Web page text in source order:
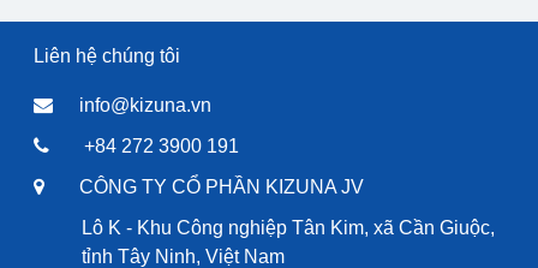
Liên hệ chúng tôi
info@kizuna.vn
+84 272 3900 191
CÔNG TY CỔ PHẦN KIZUNA JV
Lô K - Khu Công nghiệp Tân Kim, xã Cần Giuộc,
tỉnh Tây Ninh, Việt Nam